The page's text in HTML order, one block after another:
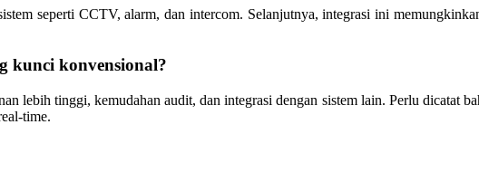
seperti CCTV, alarm, dan intercom. Selanjutnya, integrasi ini
kunci konvensional?
lebih tinggi, kemudahan audit, dan integrasi dengan sistem lain. Perlu dicatat
time.